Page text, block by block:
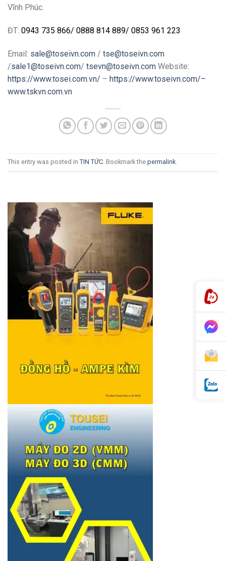
Vĩnh Phúc.
ĐT: 0943 735 866/ 0888 814 889/ 0853 961 223
Email: sale@toseivn.com / tse@toseivn.com
/sale1@toseivn.com/ tsevn@toseivn.com Website:
https://www.tosei.com.vn/ – https://www.toseivn.com/–
www.tskvn.com.vn
This entry was posted in TIN TỨC . Bookmark the permalink